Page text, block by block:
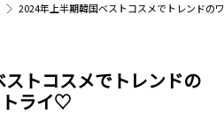
2024年上半期韓国ベストコスメでトレンドの
トコスメでトレンドの
トライ♡